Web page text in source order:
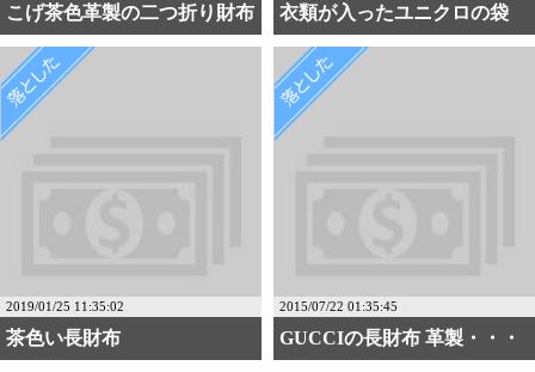
こげ茶色革製の二つ折り財布 衣類が入ったユニクロの袋
2019/01/25 11:35:02
茶色い長財布
2015/07/22 01:35:45
GUCCIの長財布 革製・・・